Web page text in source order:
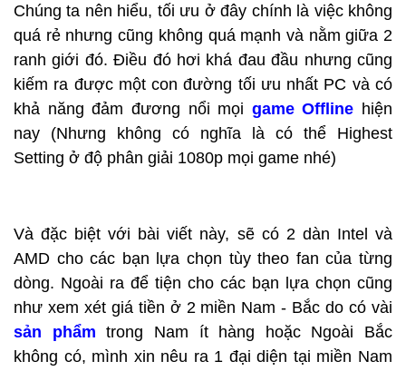
Chúng ta nên hiểu, tối ưu ở đây chính là việc không
quá rẻ nhưng cũng không quá mạnh và nằm giữa 2
ranh giới đó. Điều đó hơi khá đau đầu nhưng cũng
kiếm ra được một con đường tối ưu nhất PC và có
khả năng đảm đương nổi mọi game Offline hiện
nay (Nhưng không có nghĩa là có thể Highest
Setting ở độ phân giải 1080p mọi game nhé)
Và đặc biệt với bài viết này, sẽ có 2 dàn Intel và
AMD cho các bạn lựa chọn tùy theo fan của từng
dòng. Ngoài ra để tiện cho các bạn lựa chọn cũng
như xem xét giá tiền ở 2 miền Nam - Bắc do có vài
sản phẩm trong Nam ít hàng hoặc Ngoài Bắc
không có, mình xin nêu ra 1 đại diện tại miền Nam